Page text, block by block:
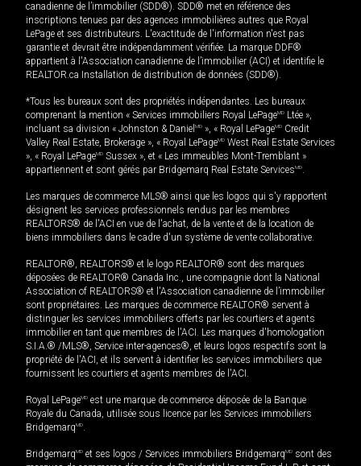
canadienne de l’immobilier (SDD®). SDD® met en référence des
inscriptions tenues par des agences immobilières autres que Royal
LePage et ses distributeurs. L'exactitude de l'information n'est pas
garantie et devrait être indépendamment vérifiée. La marque DDF®
appartient à l'Association canadienne de l’immobilier (ACI) et identifie le
REALTOR.ca Installation de distribution de données (SDD®).
*Tous les bureaux sont des propriétés indépendantes. Les bureaux
comprenant la mention « Services immobiliers Royal LePageMD Ltée »,
incluant sa division « Johnston & Daniel MD », « Royal LePageMD Credit
Valley Real Estate, Brokerage », « Royal LePageMD West Real Estate Services
», « Royal LePageMD Sussex », et « Les immeubles Mont-Tremblant »
appartiennent et sont gérés par Bridgemarq Real Estate ServicesMD.
Les marques de commerce MLS® ainsi que les logos qui s'y rapportent
désignent les services professionnels rendus par les membres
REALTORS® de l'ACI en vue de l'achat, de la vente et de la location de
biens immobiliers dans le cadre d'un système de vente collaborative.
REALTOR®, REALTORS® et le logo REALTOR® sont des marques
déposées de REALTOR® Canada Inc., une compagnie dont la National
Association of REALTORS® et l'Association canadienne de l’immobilier
sont propriétaires. Les marques de commerce REALTOR® servent à
distinguer les services immobiliers offerts par les courtiers et agents
immobilier en tant que membres de l'ACI. Les marques d'homologation
S.I.A.® /MLS®, Service inter-agences®, et leurs logos respectifs sont la
propriété de l'ACI, et ils servent à identifier les services immobiliers que
fournissent les courtiers et agents membres de l'ACI.
Royal LePageMD est une marque de commerce déposée de la Banque
Royale du Canada, utilisée sous licence par les Services immobiliers
BridgemarqMD.
BridgemarqMD et ses logos / Services immobiliers BridgemarqMD sont des